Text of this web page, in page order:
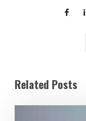
Related Posts